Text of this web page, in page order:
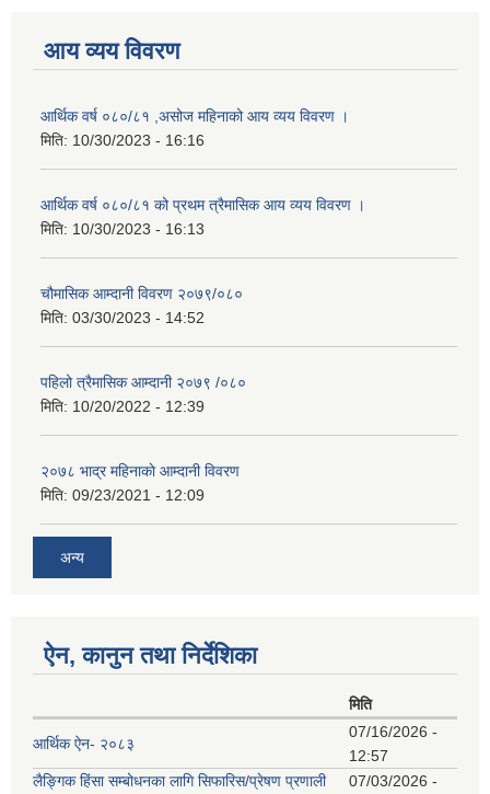
आय व्यय विवरण
आर्थिक वर्ष ०८०/८१ ,असोज महिनाको आय व्यय विवरण ।
मिति: 10/30/2023 - 16:16
आर्थिक वर्ष ०८०/८१ को प्रथम त्रैमासिक आय व्यय विवरण ।
मिति: 10/30/2023 - 16:13
चौमासिक आम्दानी विवरण २०७९/०८०
मिति: 03/30/2023 - 14:52
पहिलो त्रैमासिक आम्दानी २०७९ /०८०
मिति: 10/20/2022 - 12:39
२०७८ भाद्र महिनाकाे आम्दानी विवरण
मिति: 09/23/2021 - 12:09
अन्य
ऐन, कानुन तथा निर्देशिका
मिति
आर्थिक ऐन- २०८३
07/16/2026 -
12:57
लैङ्गिक हिंसा सम्बोधनका लागि सिफारिस/प्रेषण प्रणाली
07/03/2026 -